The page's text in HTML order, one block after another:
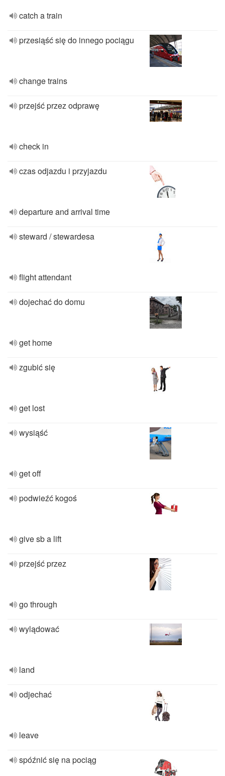
catch a train
przesiąść się do innego pociągu
change trains
przejść przez odprawę
check in
czas odjazdu i przyjazdu
departure and arrival time
steward / stewardesa
flight attendant
dojechać do domu
get home
zgubić się
get lost
wysiąść
get off
podwieźć kogoś
give sb a lift
przejść przez
go through
wylądować
land
odjechać
leave
spóźnić się na pociąg